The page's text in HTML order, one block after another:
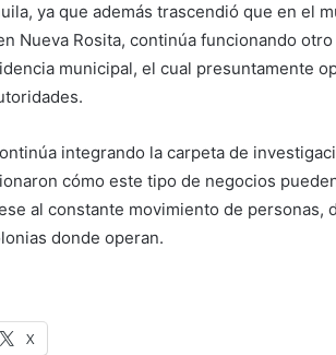
ya que además trascendió que en el
Nueva Rosita, continúa funcionando
municipal, el cual presuntamente
integrando la carpeta de
cómo este tipo de negocios
al constante movimiento de personas,
donde operan.
X